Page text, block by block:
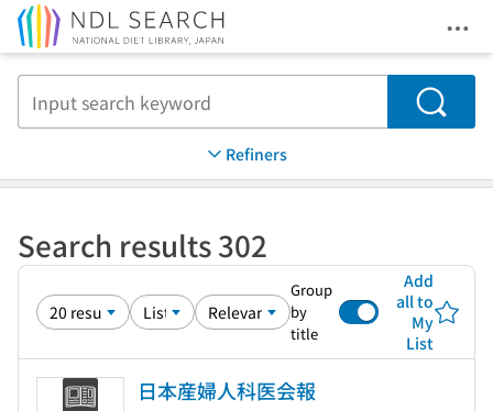
Search
Refiners
Search results 302
Group
by
title
Add
all to
My
List
日本産婦人科医会報